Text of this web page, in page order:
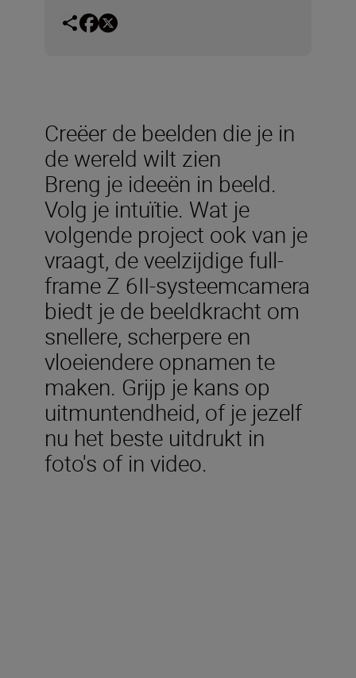
Creëer de beelden die je in
de wereld wilt zien
Breng je ideeën in beeld.
Volg je intuïtie. Wat je
volgende project ook van je
vraagt, de veelzijdige full-
frame Z 6II-systeemcamera
biedt je de beeldkracht om
snellere, scherpere en
vloeiendere opnamen te
maken. Grijp je kans op
uitmuntendheid, of je jezelf
nu het beste uitdrukt in
foto's of in video.